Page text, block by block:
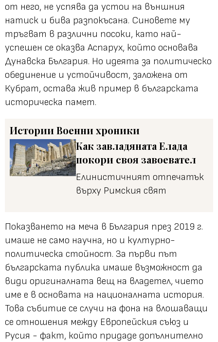
от него, не успява да устои на външния
натиск и бива разпокъсана. Синовете му
тръгват в различни посоки, като най-
успешен се оказва Аспарух, който основава
Дунавска България. Но идеята за политическо
обединение и устойчивост, заложена от
Кубрат, остава жив пример в българската
историческа памет.
ИсторииВоенни хроники
Как завладяната Елада
покори своя завоевател
Елинистичният отпечатък
върху Римския свят
Показването на меча в България през 2019 г.
имаше не само научна, но и културно-
политическа стойност. За първи път
българската публика имаше възможност да
види оригиналната вещ на владетел, чието
име е в основата на националната история.
Това събитие се случи на фона на влошаващи
се отношения между Европейския съюз и
Русия - факт, който придаде допълнително